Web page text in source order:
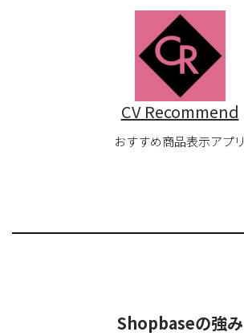
CV Recommend
おすすめ商品表示アプリ
Shopbaseの強み